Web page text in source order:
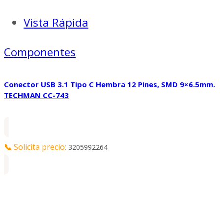
Vista Rápida
Componentes
Conector USB 3.1 Tipo C Hembra 12 Pines, SMD 9×6.5mm.
TECHMAN CC-743
📞 Solicita precio: 3205992264